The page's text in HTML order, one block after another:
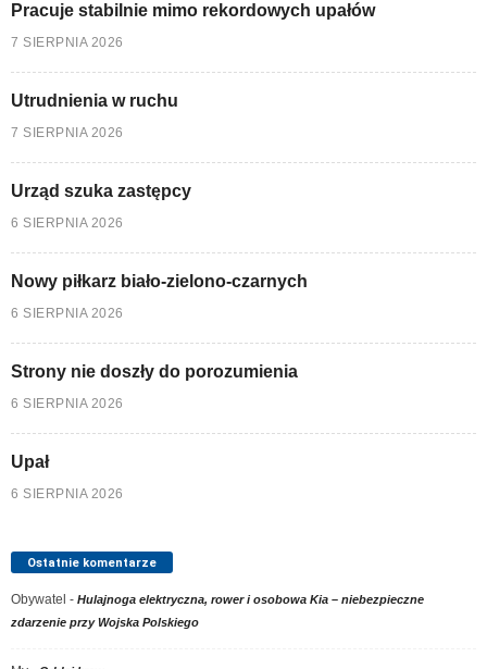
Pracuje stabilnie mimo rekordowych upałów
7 SIERPNIA 2026
Utrudnienia w ruchu
7 SIERPNIA 2026
Urząd szuka zastępcy
6 SIERPNIA 2026
Nowy piłkarz biało-zielono-czarnych
6 SIERPNIA 2026
Strony nie doszły do porozumienia
6 SIERPNIA 2026
Upał
6 SIERPNIA 2026
Ostatnie komentarze
Obywatel - Hulajnoga elektryczna, rower i osobowa Kia – niebezpieczne
zdarzenie przy Wojska Polskiego